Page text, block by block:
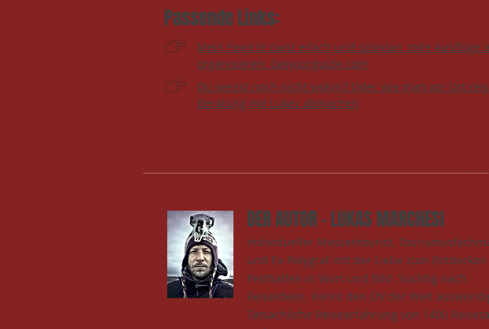
Passende Links:
Mein Favorit! Ganz eifach und spontan tolle Ausflüge
organisieren: Getyourguide.com
Du weisst noch nicht wohin? Oder wie man vor Ort
Beratung mit Lukas abmachen
DER AUTOR - LUKAS MARCHESI
Individueller Massentourist,
und Ex-Polygraf mit der Liebe zum
Festhalten in Wort und Bild. Süchtig nach
Reiseideen. Kennt den ÖV der Welt
Tatsächliche Reiseerfahrung von 1400